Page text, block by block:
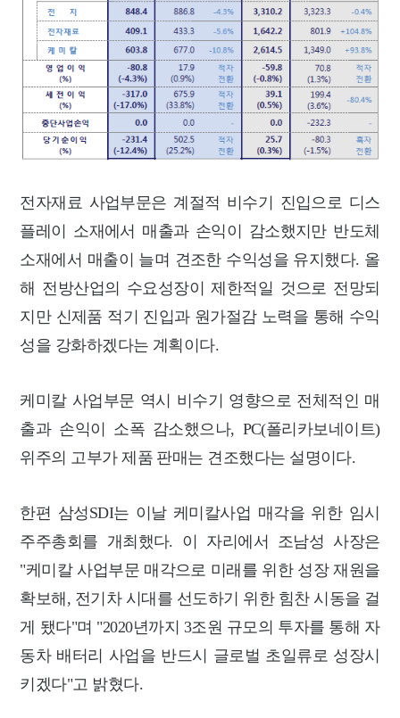
전자재료 사업부문은 계절적 비수기 진입으로 디스
플레이 소재에서 매출과 손익이 감소했지만 반도체
소재에서 매출이 늘며 견조한 수익성을 유지했다. 올
해 전방산업의 수요성장이 제한적일 것으로 전망되
지만 신제품 적기 진입과 원가절감 노력을 통해 수익
성을 강화하겠다는 계획이다.
케미칼 사업부문 역시 비수기 영향으로 전체적인 매
출과 손익이 소폭 감소했으나, PC(폴리카보네이트)
위주의 고부가 제품 판매는 견조했다는 설명이다.
한편 삼성SDI는 이날 케미칼사업 매각을 위한 임시
주주총회를 개최했다. 이 자리에서 조남성 사장은
"케미칼 사업부문 매각으로 미래를 위한 성장 재원을
확보해, 전기차 시대를 선도하기 위한 힘찬 시동을 걸
게 됐다"며 "2020년까지 3조원 규모의 투자를 통해 자
동차 배터리 사업을 반드시 글로벌 초일류로 성장시
키겠다"고 밝혔다.